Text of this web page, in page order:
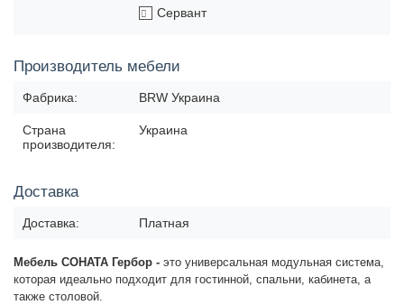
Сервант
Производитель мебели
Фабрика: BRW Украина
Страна
производителя:
Украина
Доставка
Доставка: Платная
Мебель СОНАТА Гербор - это универсальная модульная система,
которая идеально подходит для гостинной, спальни, кабинета, а
также столовой.